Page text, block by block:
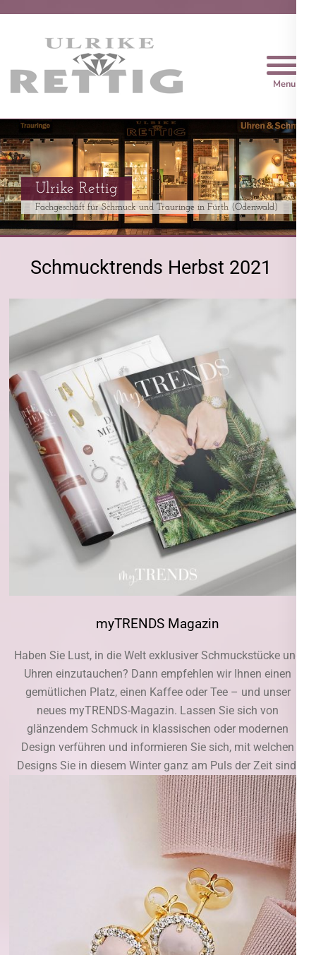
Trauringe Rettig
Sie finden bei uns garantiert etwas
schönes
Ob modische Ketten im Glitzerlook oder Gold- und
Brillantschmuck
Schmucktrends Herbst 2021
myTRENDS Magazin
Haben Sie Lust, in die Welt exklusiver Schmuckstücke und
Uhren einzutauchen? Dann empfehlen wir Ihnen einen
gemütlichen Platz, einen Kaffee oder Tee – und unser
neues myTRENDS-Magazin. Lassen Sie sich von
glänzendem Schmuck in klassischen oder modernen
Design verführen und informieren Sie sich, mit welchen
Designs Sie in diesem Winter ganz am Puls der Zeit sind.